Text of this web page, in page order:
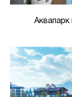
Аквапарк